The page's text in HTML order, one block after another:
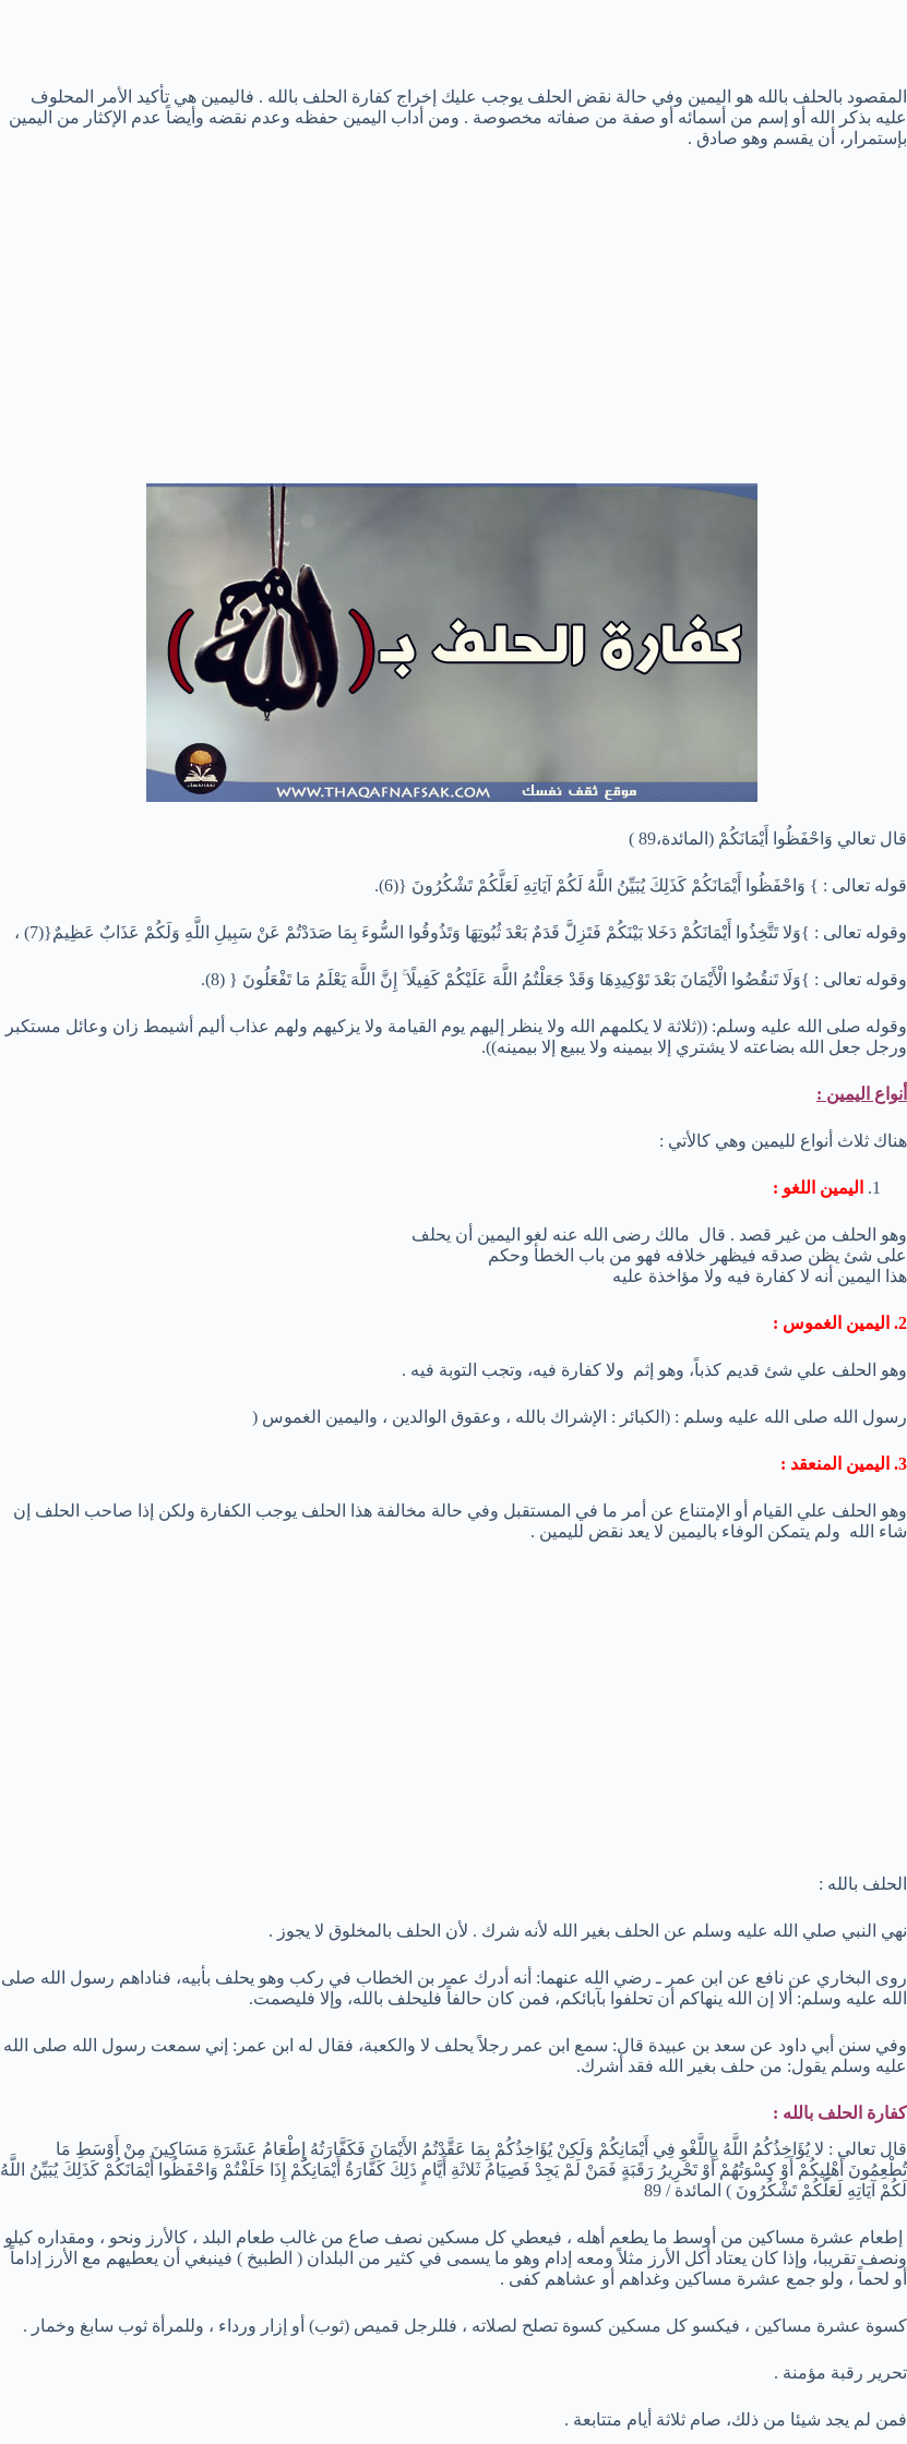
المقصود بالحلف بالله هو اليمين وفي حالة نقض الحلف يوجب عليك إخراج كفارة الحلف بالله . فاليمين هي تأكيد الأمر المحلوف
عليه بذكر الله أو إسم من أسمائه أو صفة من صفاته مخصوصة . ومن أداب اليمين حفظه وعدم نقضه وأيضاً عدم الإكثار من اليمين
بإستمرار، أن يقسم وهو صادق .
قال تعالي وَاحْفَظُوا أَيْمَانَكُمْ (المائدة،89 )
قوله تعالى : } وَاحْفَظُوا أَيْمَانَكُمْ كَذَلِكَ يُبَيِّنُ اللَّهُ لَكُمْ آيَاتِهِ لَعَلَّكُمْ تَشْكُرُونَ {(6).
وقوله تعالى : }وَلا تَتَّخِذُوا أَيْمَانَكُمْ دَخَلا بَيْنَكُمْ فَتَزِلَّ قَدَمٌ بَعْدَ ثُبُوتِهَا وَتَذُوقُوا السُّوءَ بِمَا صَدَدْتُمْ عَنْ سَبِيلِ اللَّهِ وَلَكُمْ عَذَابٌ عَظِيمٌ{(7) ،
وقوله تعالى : }وَلَا تَنقُضُوا الْأَيْمَانَ بَعْدَ تَوْكِيدِهَا وَقَدْ جَعَلْتُمُ اللَّهَ عَلَيْكُمْ كَفِيلًا ۚ إِنَّ اللَّهَ يَعْلَمُ مَا تَفْعَلُونَ { (8).
وقوله صلى الله عليه وسلم: ((ثلاثة لا يكلمهم الله ولا ينظر إليهم يوم القيامة ولا يزكيهم ولهم عذاب أليم أشيمط زان وعائل مستكبر
ورجل جعل الله بضاعته لا يشتري إلا بيمينه ولا يبيع إلا بيمينه)).
أنواع اليمين :
هناك ثلاث أنواع لليمين وهي كالأتي :
اليمين اللغو :
وهو الحلف من غير قصد . قال مالك رضى الله عنه لغو اليمين أن يحلف
على شئ يظن صدقه فيظهر خلافه فهو من باب الخطأ وحكم
هذا اليمين أنه لا كفارة فيه ولا مؤاخذة عليه
2. اليمين الغموس :
وهو الحلف علي شئ قديم كذباً، وهو إثم ولا كفارة فيه، وتجب التوبة فيه .
رسول الله صلى الله عليه وسلم : (الكبائر : الإشراك بالله ، وعقوق الوالدين ، واليمين الغموس (
3. اليمين المنعقد :
وهو الحلف علي القيام أو الإمتناع عن أمر ما في المستقبل وفي حالة مخالفة هذا الحلف يوجب الكفارة ولكن إذا صاحب الحلف إن
شاء الله ولم يتمكن الوفاء باليمين لا يعد نقض لليمين .
الحلف بالله :
نهي النبي صلي الله عليه وسلم عن الحلف بغير الله لأنه شرك . لأن الحلف بالمخلوق لا يجوز .
روى البخاري عن نافع عن ابن عمر ـ رضي الله عنهما: أنه أدرك عمر بن الخطاب في ركب وهو يحلف بأبيه، فناداهم رسول الله صلى
الله عليه وسلم: ألا إن الله ينهاكم أن تحلفوا بآبائكم، فمن كان حالفاً فليحلف بالله، وإلا فليصمت.
وفي سنن أبي داود عن سعد بن عبيدة قال: سمع ابن عمر رجلاً يحلف لا والكعبة، فقال له ابن عمر: إني سمعت رسول الله صلى الله
عليه وسلم يقول: من حلف بغير الله فقد أشرك.
كفارة الحلف بالله :
قال تعالي : لا يُؤَاخِذُكُمُ اللَّهُ بِاللَّغْوِ فِي أَيْمَانِكُمْ وَلَكِنْ يُؤَاخِذُكُمْ بِمَا عَقَّدْتُمُ الأَيْمَانَ فَكَفَّارَتُهُ إِطْعَامُ عَشَرَةِ مَسَاكِينَ مِنْ أَوْسَطِ مَا
تُطْعِمُونَ أَهْلِيكُمْ أَوْ كِسْوَتُهُمْ أَوْ تَحْرِيرُ رَقَبَةٍ فَمَنْ لَمْ يَجِدْ فَصِيَامُ ثَلاثَةِ أَيَّامٍ ذَلِكَ كَفَّارَةُ أَيْمَانِكُمْ إِذَا حَلَفْتُمْ وَاحْفَظُوا أَيْمَانَكُمْ كَذَلِكَ يُبَيِّنُ اللَّهُ
لَكُمْ آيَاتِهِ لَعَلَّكُمْ تَشْكُرُونَ ) المائدة / 89
إطعام عشرة مساكين من أوسط ما يطعم أهله ، فيعطي كل مسكين نصف صاع من غالب طعام البلد ، كالأرز ونحو ، ومقداره كيلو
ونصف تقريبا، وإذا كان يعتاد أكل الأرز مثلاً ومعه إدام وهو ما يسمى في كثير من البلدان ( الطبيخ ) فينبغي أن يعطيهم مع الأرز إداماً
أو لحماً ، ولو جمع عشرة مساكين وغداهم أو عشاهم كفى .
كسوة عشرة مساكين ، فيكسو كل مسكين كسوة تصلح لصلاته ، فللرجل قميص (ثوب) أو إزار ورداء ، وللمرأة ثوب سابغ وخمار .
تحرير رقبة مؤمنة .
فمن لم يجد شيئا من ذلك، صام ثلاثة أيام متتابعة .